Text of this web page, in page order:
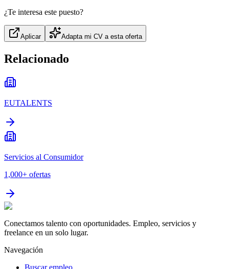
¿Te interesa este puesto?
Aplicar Adapta mi CV a esta oferta
Relacionado
EUTALENTS
Servicios al Consumidor
1,000+ ofertas
Conectamos talento con oportunidades. Empleo, servicios y
freelance en un solo lugar.
Navegación